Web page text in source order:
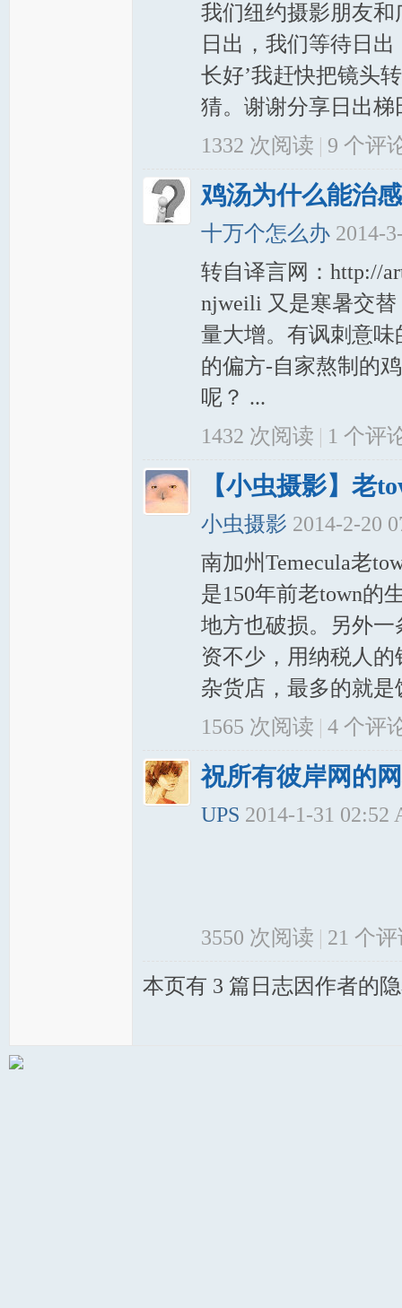
我们纽约摄影朋友
日出，我们等待日
长好’我赶快把镜头
猜。谢谢分享日出
1332 次阅读 | 9 个评
鸡汤为什么能治
十万个怎么办 2014-
转自译言网：http://
njweili 又是寒暑交
量大增。有讽刺意
的偏方-自家熬制的
呢？ ...
1432 次阅读 | 1 个评
【小虫摄影】老
小虫摄影 2014-2-20
南加州Temecula老
是150年前老town的
地方也破损。另外
资不少，用纳税人
杂货店，最多的就
1565 次阅读 | 4个评
祝所有彼岸网的
UPS 2014-1-31 02:52
3550 次阅读 | 21 个评
本页有 3 篇日志因作者的